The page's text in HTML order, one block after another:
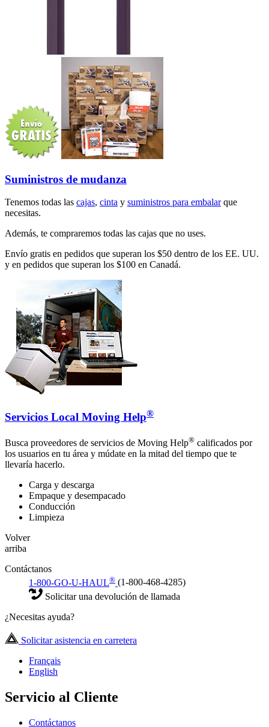
Suministros de mudanza
Tenemos todas las cajas, cinta y suministros para embalarque
necesitas.
Además, te compraremos todas las cajas que no uses.
Envío gratis en pedidos que superan los $50 dentro de los EE. UU.
y en pedidos que superan los $100 en Canadá.
Servicios Local Moving Help®
Busca proveedores de servicios de Moving Help® calificados por
los usuarios en tu área y múdate en la mitad del tiempo que te
llevaría hacerlo.
Carga y descarga
Empaque y desempacado
Conducción
Limpieza
Volver
arriba
Contáctanos
1-800-GO-U-HAUL® (1-800-468-4285)
Solicitar una devolución de llamada
¿Necesitas ayuda?
Solicitar asistencia en carretera
Français
English
Servicio al Cliente
Contáctanos